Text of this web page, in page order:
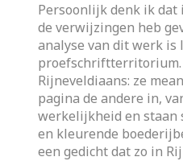
Persoonlijk denk ik
de verwijzingen heb
analyse van dit werk
proefschriftterritorium.
Rijneveldiaans: ze
pagina de andere in,
werkelijkheid en staan
en kleurende
een gedicht dat zo in